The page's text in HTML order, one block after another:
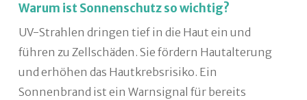
Warum ist Sonnenschutz so wichtig?
UV-Strahlen dringen tief in die Haut ein und
führen zu Zellschäden. Sie fördern Hautalterung
und erhöhen das Hautkrebsrisiko. Ein
Sonnenbrand ist ein Warnsignal für bereits